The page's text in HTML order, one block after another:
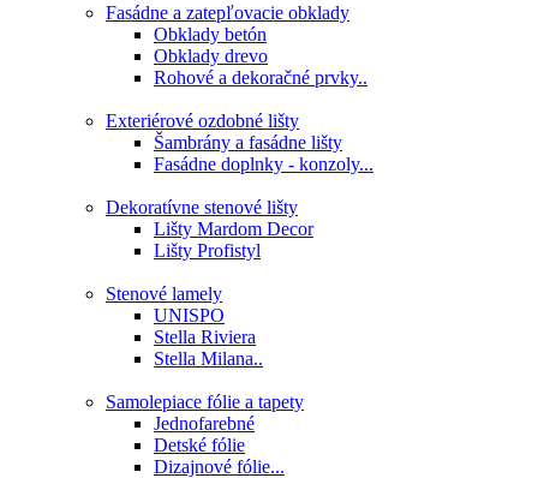
Fasádne a zatepľovacie obklady
Obklady betón
Obklady drevo
Rohové a dekoračné prvky..
Exteriérové ozdobné lišty
Šambrány a fasádne lišty
Fasádne doplnky - konzoly...
Dekoratívne stenové lišty
Lišty Mardom Decor
Lišty Profistyl
Stenové lamely
UNISPO
Stella Riviera
Stella Milana..
Samolepiace fólie a tapety
Jednofarebné
Detské fólie
Dizajnové fólie...